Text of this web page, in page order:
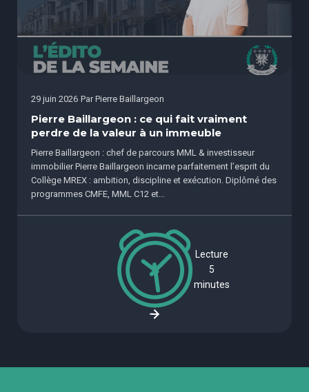
29 juin 2026 Par Pierre Baillargeon
Pierre Baillargeon : ce qui fait vraiment
perdre de la valeur à un immeuble
Pierre Baillargeon : chef de parcours MML & investisseur
immobilier Pierre Baillargeon incarne parfaitement l’esprit du
Collège MREX : ambition, discipline et exécution. Diplômé des
programmes CMFE, MML C12 et...
Lecture
5
minutes